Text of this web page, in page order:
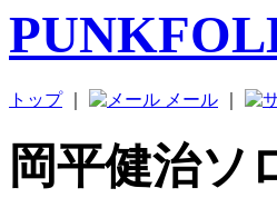
トップ｜ メール
岡平健治ソ